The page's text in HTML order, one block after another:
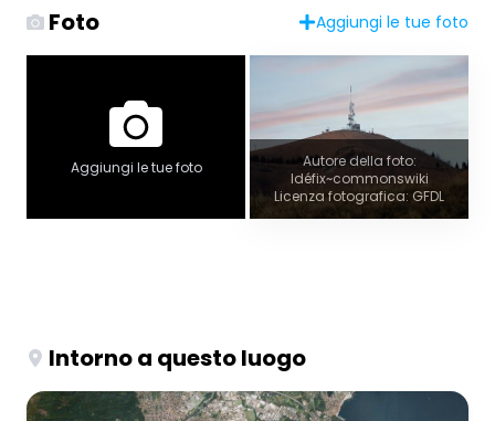
Foto Aggiungi le tue foto
Aggiungi le tue foto
Autore della foto:
Idéfix~commonswiki
Licenza fotografica: GFDL
Intorno a questo luogo